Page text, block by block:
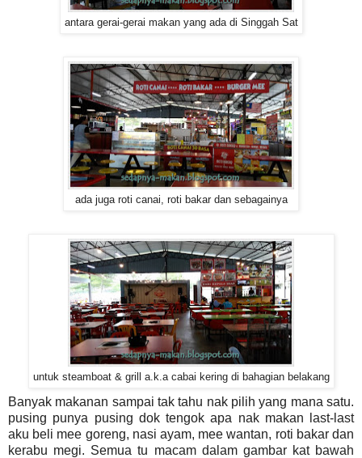
antara gerai-gerai makan yang ada di Singgah Sat
ada juga roti canai, roti bakar dan sebagainya
untuk steamboat & grill a.k.a cabai kering di bahagian belakang
Banyak makanan sampai tak tahu nak pilih yang mana satu.
pusing punya pusing dok tengok apa nak makan last-last
aku beli mee goreng, nasi ayam, mee wantan, roti bakar dan
kerabu megi. Semua tu macam dalam gambar kat bawah